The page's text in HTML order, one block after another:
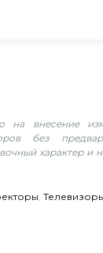
на внесение
без
характер и